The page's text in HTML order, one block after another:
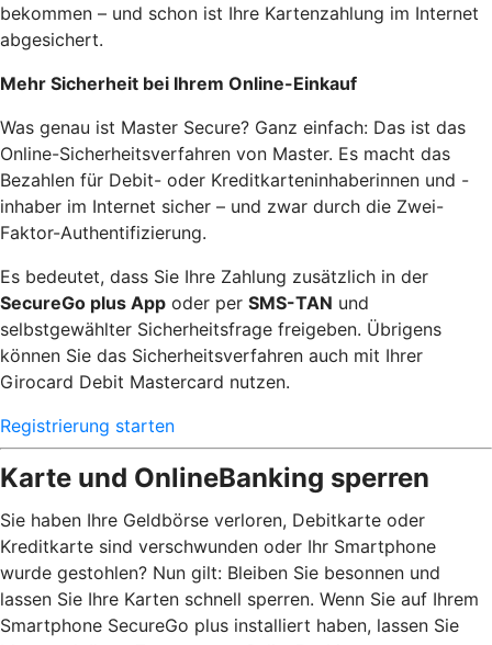
bekommen – und schon ist Ihre Kartenzahlung im Internet
abgesichert.
Mehr Sicherheit bei Ihrem Online-Einkauf
Was genau ist Master Secure? Ganz einfach: Das ist das
Online-Sicherheitsverfahren von Master. Es macht das
Bezahlen für Debit- oder Kreditkarteninhaberinnen und -
inhaber im Internet sicher – und zwar durch die Zwei-
Faktor-Authentifizierung.
Es bedeutet, dass Sie Ihre Zahlung zusätzlich in der
SecureGo plus App oder per SMS-TAN und
selbstgewählter Sicherheitsfrage freigeben. Übrigens
können Sie das Sicherheitsverfahren auch mit Ihrer
Girocard Debit Mastercard nutzen.
Registrierung starten
Karte und OnlineBanking sperren
Sie haben Ihre Geldbörse verloren, Debitkarte oder
Kreditkarte sind verschwunden oder Ihr Smartphone
wurde gestohlen? Nun gilt: Bleiben Sie besonnen und
lassen Sie Ihre Karten schnell sperren. Wenn Sie auf Ihrem
Smartphone SecureGo plus installiert haben, lassen Sie